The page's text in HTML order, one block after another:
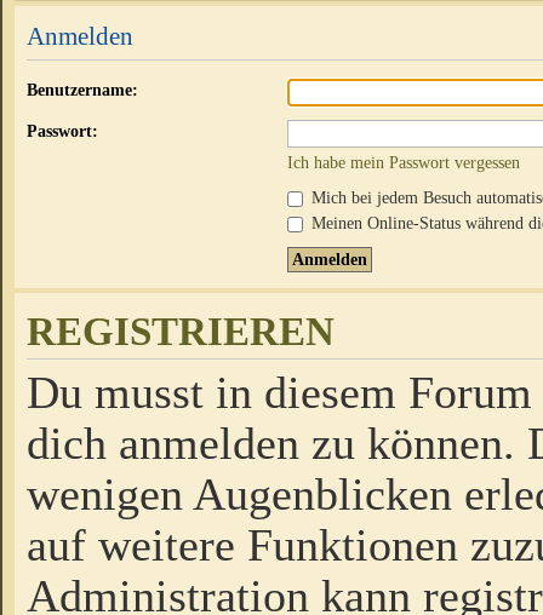
Anmelden
Benutzername:
Passwort:
Ich habe mein Passwort vergessen
Mich bei jedem Besuch
Meinen Online-Status während
REGISTRIEREN
Du musst in diesem
dich anmelden zu
wenigen Augenblicken
auf weitere Funktionen
Administration kann